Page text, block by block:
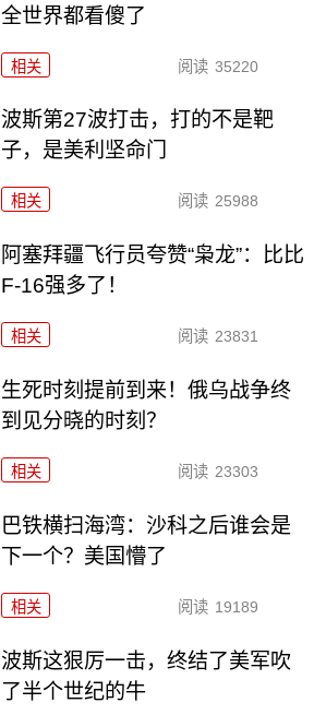
全世界都看傻了
相关 阅读 35220
波斯第27波打击，打的不是靶
子，是美利坚命门
相关 阅读 25988
阿塞拜疆飞行员夸赞“枭龙”：比比
F-16强多了！
相关 阅读 23831
生死时刻提前到来！俄乌战争终
到见分晓的时刻？
相关 阅读 23303
巴铁横扫海湾：沙科之后谁会是
下一个？美国懵了
相关 阅读 19189
波斯这狠厉一击，终结了美军吹
了半个世纪的牛